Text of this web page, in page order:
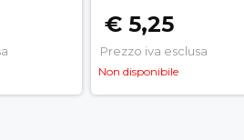
€ 5,25
Prezzo iva esclusa
Non disponibile